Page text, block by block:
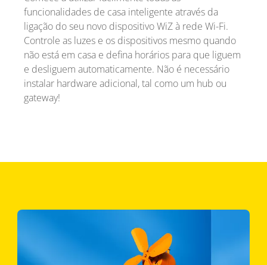
funcionalidades de casa inteligente através da
ligação do seu novo dispositivo WiZ à rede Wi-Fi.
Controle as luzes e os dispositivos mesmo quando
não está em casa e defina horários para que liguem
e desliguem automaticamente. Não é necessário
instalar hardware adicional, tal como um hub ou
gateway!